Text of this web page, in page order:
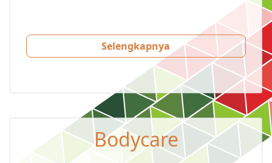
Selengkapnya
Bodycare